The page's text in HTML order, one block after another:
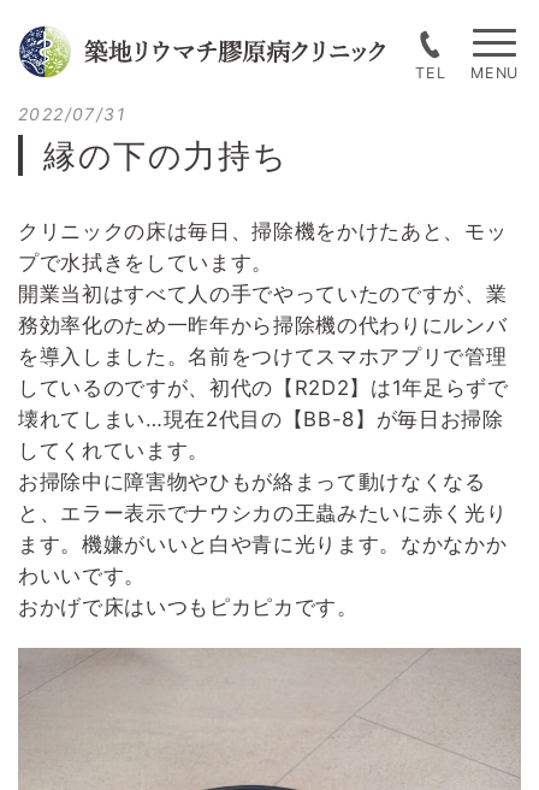
to
content
TEL
縁の下の力持ち
Posted
on
2022/07/31
クリニックの床は毎日、掃除機をかけたあと、モッ
プで水拭きをしています。
開業当初はすべて人の手でやっていたのですが、業
務効率化のため一昨年から掃除機の代わりにルンバ
を導入しました。名前をつけてスマホアプリで管理
しているのですが、初代の【R2D2】は1年足らずで
壊れてしまい…現在2代目の【BB-8】が毎日お掃除
してくれています。
お掃除中に障害物やひもが絡まって動けなくなる
と、エラー表示でナウシカの王蟲みたいに赤く光り
ます。機嫌がいいと白や青に光ります。なかなかか
わいいです。
おかげで床はいつもピカピカです。